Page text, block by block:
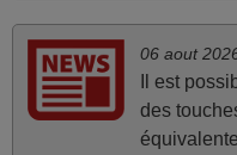
06 aout
Il est
des
équivalente